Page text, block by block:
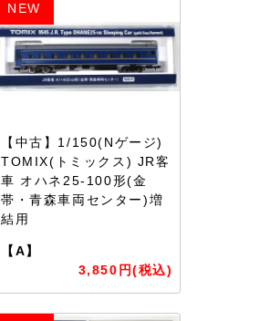
NEW
【中古】1/150(Nゲージ)
TOMIX(トミックス) JR客
車 オハネ25-100形(金
帯・青森車両センター)増
結用
【A】
3,850円(税込)